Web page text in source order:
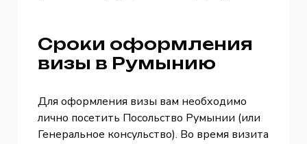
Сроки оформления
визы в Румынию
Для оформления визы вам необходимо
лично посетить Посольство Румынии (или
Генеральное консульство). Во время визита